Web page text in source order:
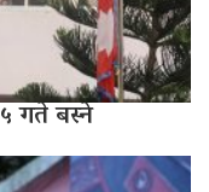
गते बस्ने